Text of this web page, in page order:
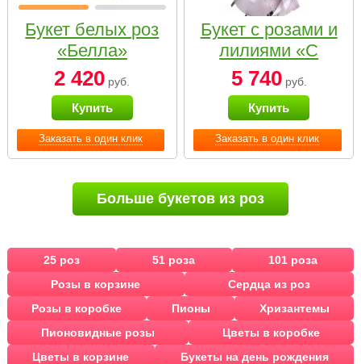
Заказать в один клик
Букет белых роз
«Белла»
2 420 руб.
Купить
Заказать в один клик
Букет с розами и
лилиями «С
наилучшими
пожеланиями»
5 740руб.
Купить
Больше букетов из роз
25 роз 51 роза
101 роза
Розы в корзине
Сердца из роз
Розы в коробке
Пионы
Хризантемы
Пионовидные розы
Цветы в коробке
Цветы в корзине
Букеты на день рождения